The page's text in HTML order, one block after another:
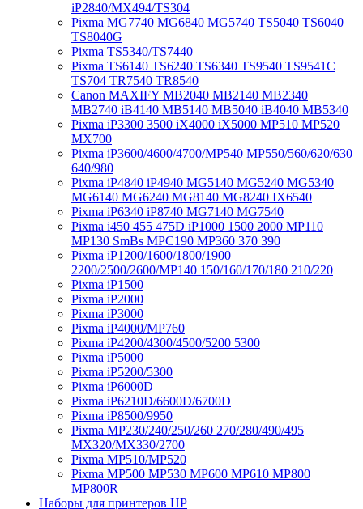
iP2840/MX494/TS304
Pixma MG7740 MG6840 MG5740 TS5040 TS6040
TS8040G
Pixma TS5340/TS7440
Pixma TS6140 TS6240 TS6340 TS9540 TS9541C
TS704 TR7540 TR8540
Canon MAXIFY MB2040 MB2140 MB2340
MB2740 iB4140 MB5140 MB5040 iB4040 MB5340
Pixma iP3300 3500 iX4000 iX5000 MP510 MP520
MX700
Pixma iP3600/4600/4700/MP540 MP550/560/620/630
640/980
Pixma iP4840 iP4940 MG5140 MG5240 MG5340
MG6140 MG6240 MG8140 MG8240 IX6540
Pixma iP6340 iP8740 MG7140 MG7540
Pixma i450 455 475D iP1000 1500 2000 MP110
MP130 SmBs MPC190 MP360 370 390
Pixma iP1200/1600/1800/1900
2200/2500/2600/MP140 150/160/170/180 210/220
Pixma iP1500
Pixma iP2000
Pixma iP3000
Pixma iP4000/MP760
Pixma iP4200/4300/4500/5200 5300
Pixma iP5000
Pixma iP5200/5300
Pixma iP6000D
Pixma iP6210D/6600D/6700D
Pixma iP8500/9950
Pixma MP230/240/250/260 270/280/490/495
MX320/MX330/2700
Pixma MP510/MP520
Pixma MP500 MP530 MP600 MP610 MP800
MP800R
Наборы для принтеров HP